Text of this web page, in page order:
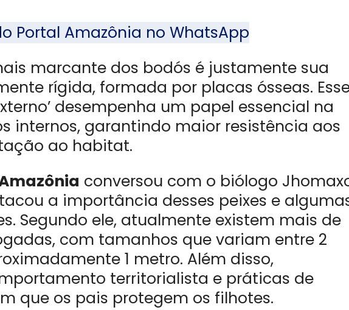
Portal Amazônia no WhatsApp
marcante dos bodós é justamente sua
rígida, formada por placas ósseas.
desempenha um papel essencial na
internos, garantindo maior resistência aos
ao habitat.
conversou com o biólogo
a importância desses peixes e
Segundo ele, atualmente existem mais de
com tamanhos que variam entre 2
1 metro. Além disso,
territorialista e práticas de
que os pais protegem os filhotes.